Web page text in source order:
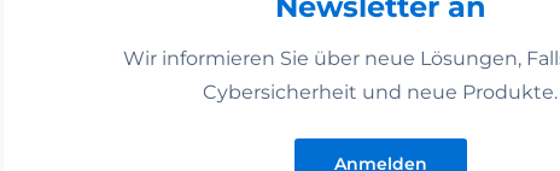
Wir informieren Sie über neue Lösungen,
Cybersicherheit und neue Produkte.
Anmelden